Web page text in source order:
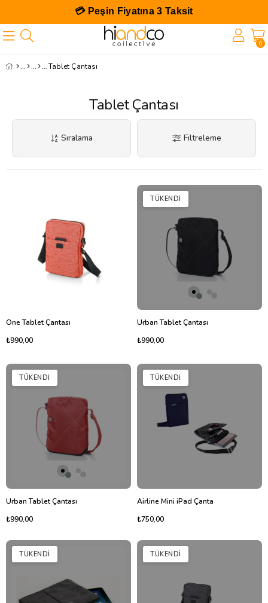
💳 Peşin Fiyatına 3 Taksit
0
Tablet Çantası
Tablet Çantası
Filtreleme
Sıralama
One Tablet Çantası
₺990,00
TÜKENDI
Urban Tablet Çantası
₺990,00
TÜKENDI
Urban Tablet Çantası
₺990,00
TÜKENDI
Airline Mini iPad Çanta
₺750,00
TÜKENDI TÜKENDI